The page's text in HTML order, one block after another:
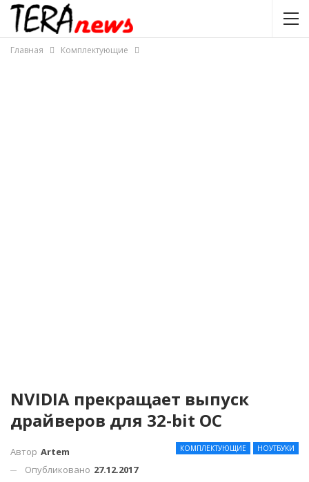
Главная Комплектующие
NVIDIA прекращает выпуск
драйверов для 32-bit ОС
КОМПЛЕКТУЮЩИЕ НОУТБУКИ
Автор Artem
Опубликовано 27.12.2017